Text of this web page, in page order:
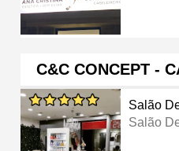
C&C CONCEPT -
Salão
Salão